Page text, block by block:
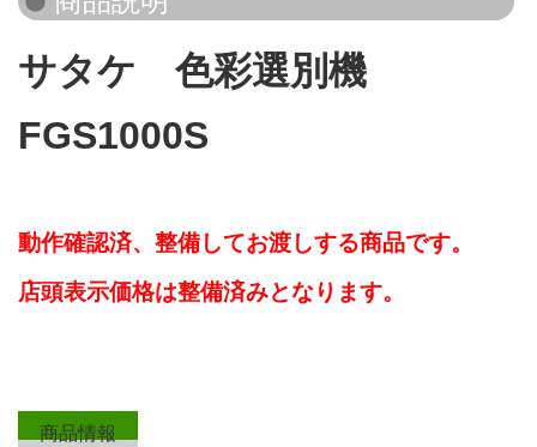
サタケ 色彩選別機
FGS1000S
動作確認済、整備してお渡しする商品です。
店頭表示価格は整備済みとなります。
商品情報